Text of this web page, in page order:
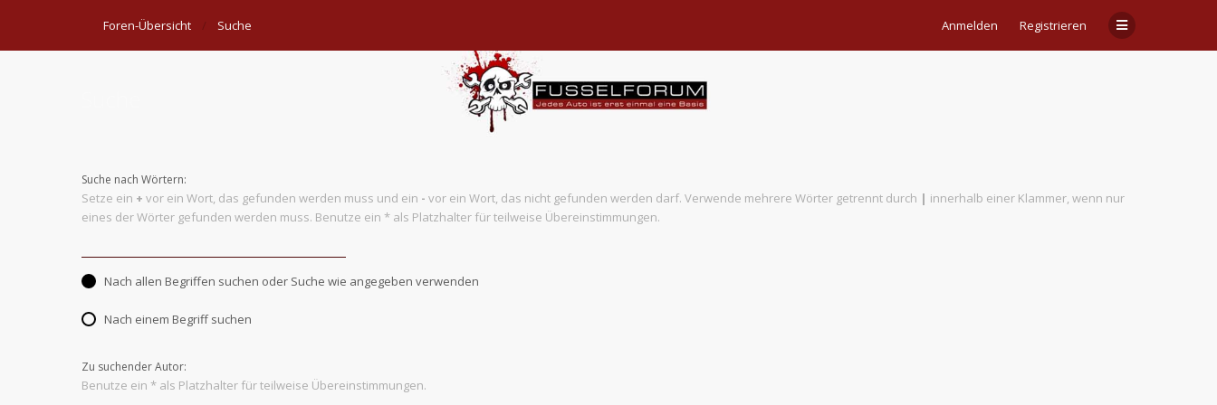
Anmelden Registrieren
Foren-Übersicht Suche
Suche nach Wörtern:
Setze ein + vor ein Wort, das gefunden werden muss und ein - vor ein Wort, das nicht gefunden werden darf. Verwende mehrere Wörter getrennt durch | innerhalb einer Klammer, wenn nur
eines der Wörter gefunden werden muss. Benutze ein * als Platzhalter für teilweise Übereinstimmungen.
Nach allen Begriffen suchen oder Suche wie angegeben verwenden
Nach einem Begriff suchen
Zu suchender Autor:
Benutze ein * als Platzhalter für teilweise Übereinstimmungen.